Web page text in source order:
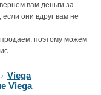
вам деньги за
они вдруг вам не
поэтому можем
Viega
Viega